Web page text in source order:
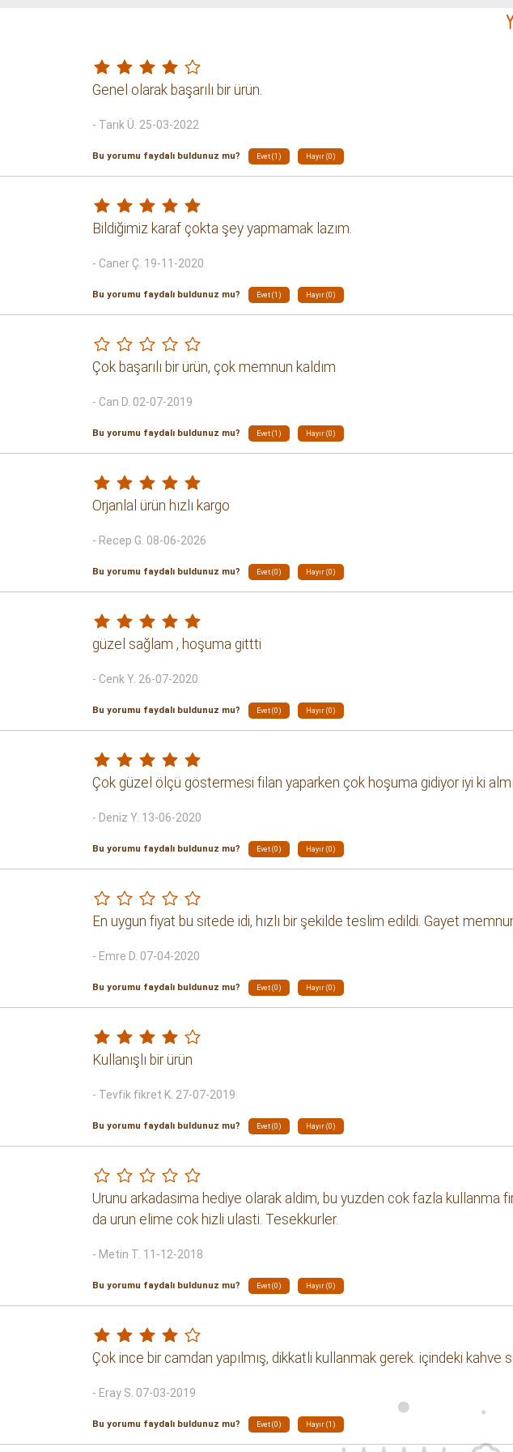
Genel olarak başarılı bir ürün.
- Tarık Ü. 25-03-2022
Bu yorumu faydalı buldunuz mu? Evet (1) Hayır (0)
Bildiğimiz karaf çokta şey yapmamak lazım.
- Caner Ç. 19-11-2020
Bu yorumu faydalı buldunuz mu? Evet (1) Hayır (0)
Çok başarılı bir ürün, çok memnun kaldım
- Can D. 02-07-2019
Bu yorumu faydalı buldunuz mu? Evet (1) Hayır (0)
Orjanlal ürün hızlı kargo
- Recep G. 08-06-2026
Bu yorumu faydalı buldunuz mu? Evet (0) Hayır (0)
güzel sağlam , hoşuma gittti
- Cenk Y. 26-07-2020
Bu yorumu faydalı buldunuz mu? Evet (0) Hayır (0)
Çok güzel ölçü göstermesi filan yaparken çok hoşuma gidiyor iyi ki
- Deniz Y. 13-06-2020
Bu yorumu faydalı buldunuz mu? Evet (0) Hayır (0)
En uygun fiyat bu sitede idi, hızlı bir şekilde teslim edildi. Gayet
- Emre D. 07-04-2020
Bu yorumu faydalı buldunuz mu? Evet (0) Hayır (0)
Kullanışlı bir ürün
- Tevfik fikret K. 27-07-2019
Bu yorumu faydalı buldunuz mu? Evet (0) Hayır (0)
Urunu arkadasima hediye olarak aldim, bu yuzden cok fazla
da urun elime cok hizli ulasti. Tesekkurler.
- Metin T. 11-12-2018
Bu yorumu faydalı buldunuz mu? Evet (0) Hayır (0)
Çok ince bir camdan yapılmış, dikkatli kullanmak gerek. içindeki kahve
- Eray S. 07-03-2019
Bu yorumu faydalı buldunuz mu? Evet (0) Hayır (1)